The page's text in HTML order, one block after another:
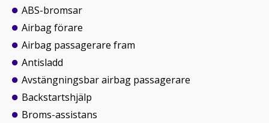
ABS-bromsar
Airbag förare
Airbag passagerare fram
Antisladd
Avstängningsbar airbag passagerare
Backstartshjälp
Broms-assistans